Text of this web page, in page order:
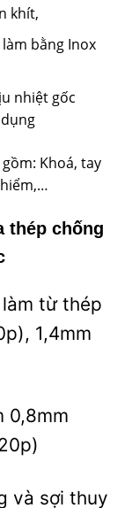
khít,
bằng Inox
nhiệt gốc
Khoá, tay
thép chống
từ thép
1,4mm
0,8mm
và sợi thuy